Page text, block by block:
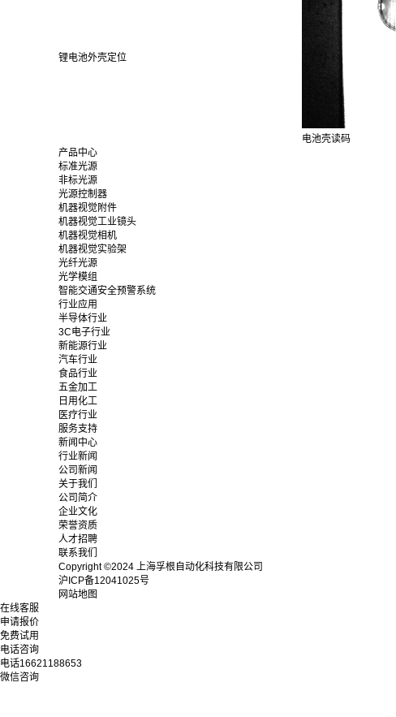
锂电池外壳定位
电池壳读码
产品中心
标准光源
非标光源
光源控制器
机器视觉附件
机器视觉工业镜头
机器视觉相机
机器视觉实验架
光纤光源
光学模组
智能交通安全预警系统
行业应用
半导体行业
3C电子行业
新能源行业
汽车行业
食品行业
五金加工
日用化工
医疗行业
服务支持
新闻中心
行业新闻
公司新闻
关于我们
公司简介
企业文化
荣誉资质
人才招聘
联系我们
Copyright ©2024 上海孚根自动化科技有限公司
沪ICP备12041025号
网站地图
在线客服
申请报价
免费试用
电话咨询
电话16621188653
微信咨询